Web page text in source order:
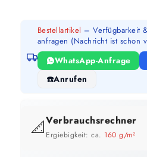
Bestellartikel – Verfügbarkeit
anfragen (Nachricht ist schon
WhatsApp-Anfrage
Anrufen
📐Verbrauchsrechner
Ergiebigkeit: ca. 160 g/m²